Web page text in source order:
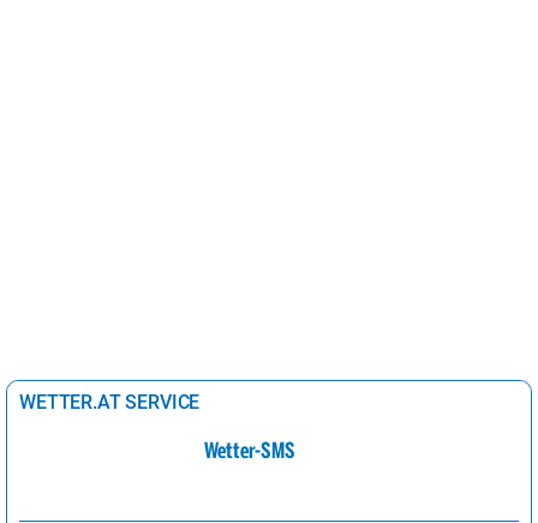
WETTER.AT SERVICE
Wetter-SMS